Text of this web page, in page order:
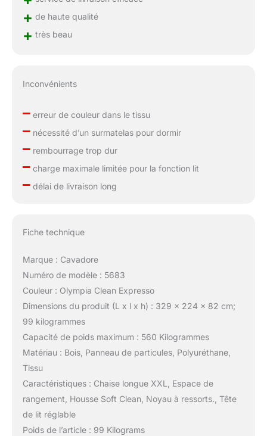
+ de haute qualité
+ très beau
Inconvénients
–erreur de couleur dans le tissu
–nécessité d’un surmatelas pour dormir
–rembourrage trop dur
–charge maximale limitée pour la fonction lit
–délai de livraison long
Fiche technique
Marque : Cavadore
Numéro de modèle : 5683
Couleur : Olympia Clean Expresso
Dimensions du produit (L x l x h) : 329 x 224 x 82 cm;
99 kilogrammes
Capacité de poids maximum : 560 Kilogrammes
Matériau : Bois, Panneau de particules, Polyuréthane,
Tissu
Caractéristiques : Chaise longue XXL, Espace de
rangement, Housse Soft Clean, Noyau à ressorts., Tête
de lit réglable
Poids de l’article : 99 Kilograms